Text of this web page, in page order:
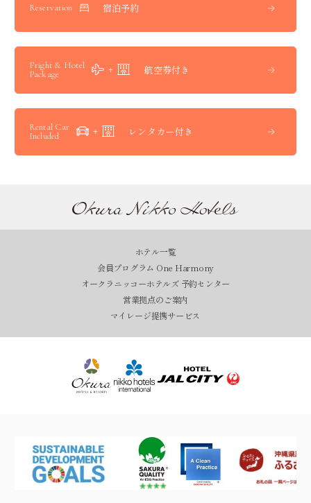
Reservation 宿泊予約
Fright & Hotel
Package
航空券付き
Rental Car
Included
レンタカー付き
ホテル一覧
会員プログラム One Harmony
オークラニッコーホテルズ 予約センター
営業拠点のご案内
マイレージ提携サービス